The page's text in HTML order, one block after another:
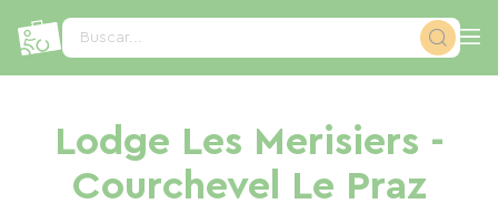
Buscar...
Lodge Les Merisiers -
Courchevel Le Praz
Panel de gestión de cookies